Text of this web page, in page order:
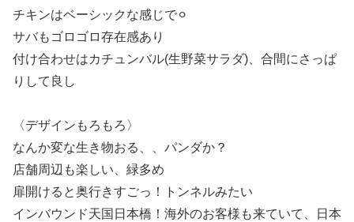
チキンはベーシックな感じで⚪︎
サバもゴロゴロ存在感あり
付け合わせはカチュンバル(生野菜サラダ)、合間にさっぱ
りして良し
〈デザインもろもろ〉
なんか変な生き物おる、、パンダか？
店舗周辺も楽しい、緑多め
扉開けると奥行きすごっ！トンネルみたい
インバウンド天国日本橋！海外のお客様も来ていて、日本